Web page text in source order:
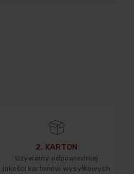
2. KARTON
Używamy odpowiedniej
jakości kartonów wysyłkowych